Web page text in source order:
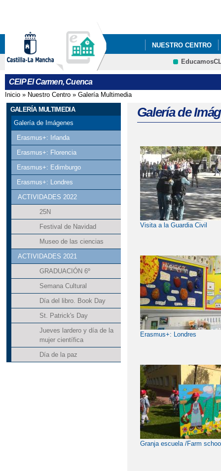
NUESTRO CENTRO
PROYECTO
CEIP El Carmen, Cuenca
Se encuentra usted aquí
Inicio » Nuestro Centro » Galería Multimedia
GALERÍA MULTIMEDIA
Galería de Imágenes
Erasmus+: Irlanda
Erasmus+: Florencia
Erasmus+: Edimburgo
Erasmus+: Londres
ACTIVIDADES 2022
25N
Festival de Navidad
Museo de las ciencias
ACTIVIDADES 2021
GRADUACIÓN 6º
Semana Cultural
Día del libro. Book Day
St. Patrick's Day
Jueves lardero y día de la
mujer científica
Día de la paz
Galería de
Visita a la Guardia Civil
Erasmus+: Londres
Granja escuela /Farm
Páginas